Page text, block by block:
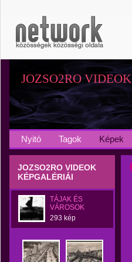
JOZSO2RO VIDEOK
Nyitó Tagok Képek
JOZSO2RO VIDEOK
KÉPGALÉRIÁI
TÁJAK ÉS
VÁROSOK
293 kép